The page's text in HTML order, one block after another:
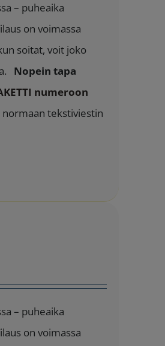
– puheaika
on voimassa
soitat, voit joko
Nopein tapa
numeroon
normaan tekstiviestin
– puheaika
on voimassa